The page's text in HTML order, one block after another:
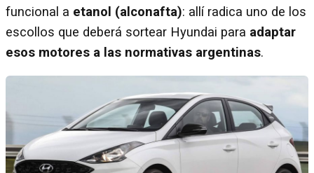
funcional a etanol (alconafta): allí radica uno de los
escollos que deberá sortear Hyundai para adaptar
esos motores a las normativas argentinas.